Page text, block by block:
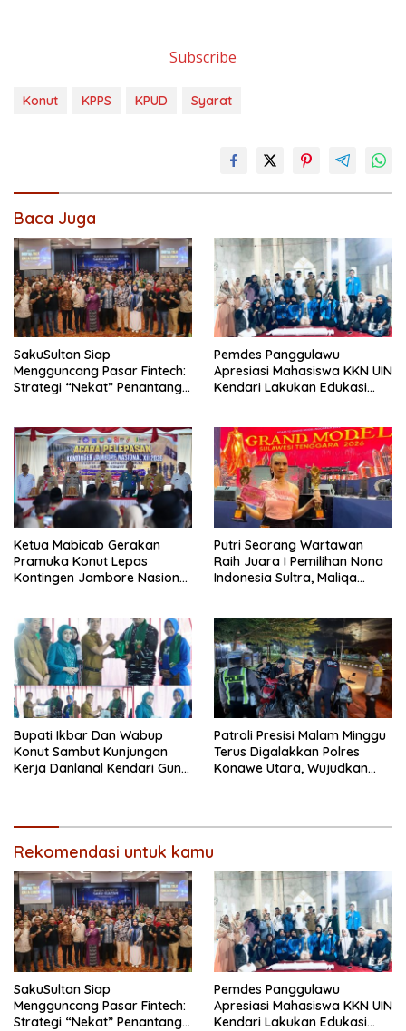
Subscribe
Konut KPPS KPUD Syarat
Baca Juga
SakuSultan Siap
Mengguncang Pasar Fintech:
Strategi “Nekat” Penantang
Pemdes Panggulawu
Apresiasi Mahasiswa KKN UIN
Kendari Lakukan Edukasi
Ketua Mabicab Gerakan
Pramuka Konut Lepas
Kontingen Jambore Nasional
Putri Seorang Wartawan
‎Raih Juara I Pemilihan Nona
Indonesia Sultra, Maliqa
Pada Pemilihan NONA
Indonesia
Bupati Ikbar Dan Wabup
Konut Sambut Kunjungan
Kerja Danlanal Kendari Guna
Patroli Presisi Malam Minggu
Terus Digalakkan Polres
Konawe Utara, Wujudkan
Rekomendasi untuk kamu
SakuSultan Siap
Mengguncang Pasar Fintech:
Strategi “Nekat” Penantang
Pemdes Panggulawu
Apresiasi Mahasiswa KKN UIN
Kendari Lakukan Edukasi